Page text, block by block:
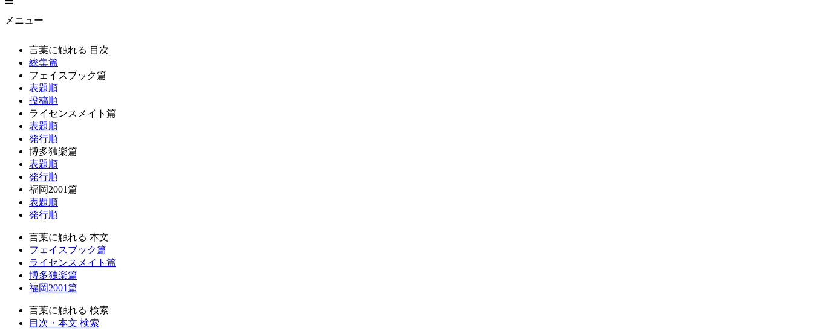
メニュー
言葉に触れる 目次
総集篇
フェイスブック篇
表題順
投稿順
ライセンスメイト篇
表題順
発行順
博多独楽篇
表題順
発行順
福岡2001篇
表題順
発行順
言葉に触れる 本文
フェイスブック篇
ライセンスメイト篇
博多独楽篇
福岡2001篇
言葉に触れる 検索
目次・本文 検索